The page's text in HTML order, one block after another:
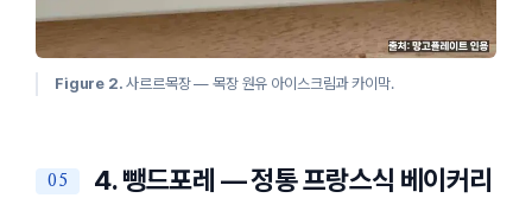
Figure 2. 사르르목장 — 목장 원유 아이스크림과 카이막.
4. 뺑드포레 — 정통 프랑스식 베이커리